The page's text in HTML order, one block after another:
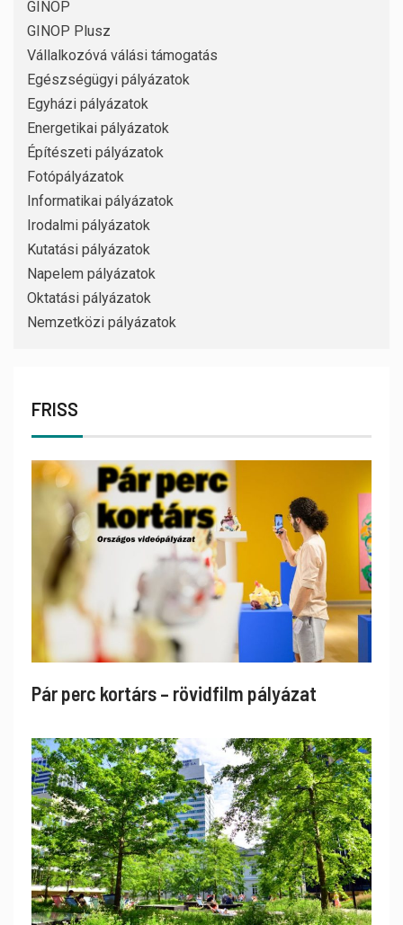
GINOP
GINOP Plusz
Vállalkozóvá válási támogatás
Egészségügyi pályázatok
Egyházi pályázatok
Energetikai pályázatok
Építészeti pályázatok
Fotópályázatok
Informatikai pályázatok
Irodalmi pályázatok
Kutatási pályázatok
Napelem pályázatok
Oktatási pályázatok
Nemzetközi pályázatok
FRISS
Pár perc kortárs – rövidfilm pályázat